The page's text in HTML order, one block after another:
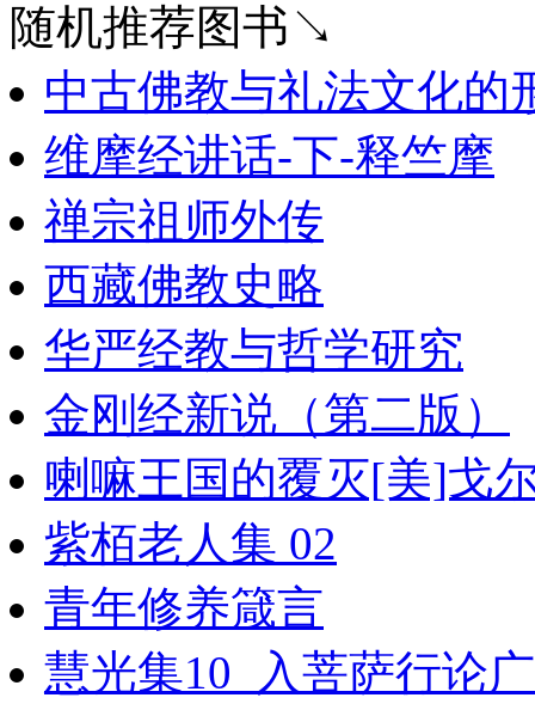
随机推荐图书↘
中古佛教与礼法文化的
维摩经讲话-下-释竺摩
禅宗祖师外传
西藏佛教史略
华严经教与哲学研究
金刚经新说（第二版）
喇嘛王国的覆灭[美]戈
紫栢老人集 02
青年修养箴言
慧光集10_入菩萨行论